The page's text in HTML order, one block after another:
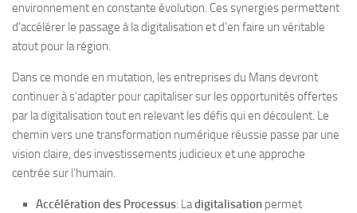
environnement en constante évolution. Ces synergies permettent
d’accélérer le passage à la digitalisation et d’en faire un véritable
atout pour la région.
Dans ce monde en mutation, les entreprises du Mans devront
continuer à s’adapter pour capitaliser sur les opportunités offertes
par la digitalisation tout en relevant les défis qui en découlent. Le
chemin vers une transformation numérique réussie passe par une
vision claire, des investissements judicieux et une approche
centrée sur l’humain.
Accélération des Processus: Ladigitalisation permet